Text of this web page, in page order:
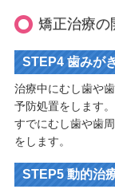
矯正治療の
STEP4 歯みが
治療中にむし歯や
予防処置をします。
すでにむし歯や歯
をします。
STEP5 動的治